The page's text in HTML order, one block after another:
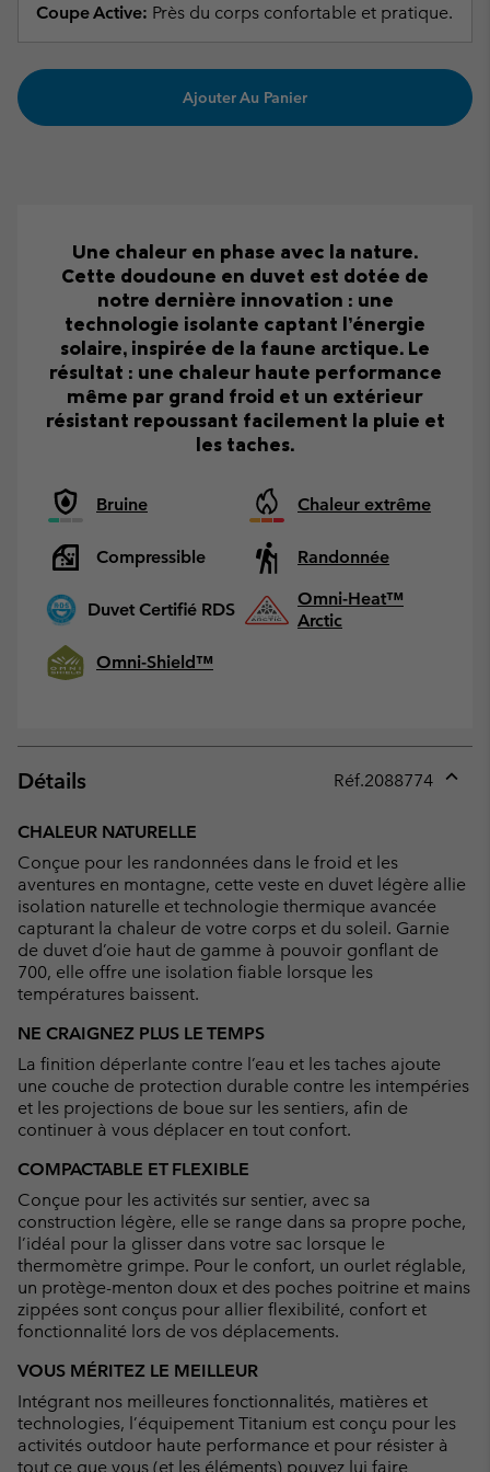
Coupe Active: Près du corps confortable et pratique.
Ajouter Au Panier
Une chaleur en phase avec la nature.
Cette doudoune en duvet est dotée de
notre dernière innovation : une
technologie isolante captant l’énergie
solaire, inspirée de la faune arctique. Le
résultat : une chaleur haute performance
même par grand froid et un extérieur
résistant repoussant facilement la pluie et
les taches.
Bruine Chaleur extrême
Compressible Randonnée
Duvet Certifié RDS
Omni-Heat™
Arctic
Omni-Shield™
Détails Réf.2088774
CHALEUR NATURELLE
Conçue pour les randonnées dans le froid et les
aventures en montagne, cette veste en duvet légère allie
isolation naturelle et technologie thermique avancée
capturant la chaleur de votre corps et du soleil. Garnie
de duvet d’oie haut de gamme à pouvoir gonflant de
700, elle offre une isolation fiable lorsque les
températures baissent.
NE CRAIGNEZ PLUS LE TEMPS
La finition déperlante contre l’eau et les taches ajoute
une couche de protection durable contre les intempéries
et les projections de boue sur les sentiers, afin de
continuer à vous déplacer en tout confort.
COMPACTABLE ET FLEXIBLE
Conçue pour les activités sur sentier, avec sa
construction légère, elle se range dans sa propre poche,
l’idéal pour la glisser dans votre sac lorsque le
thermomètre grimpe. Pour le confort, un ourlet réglable,
un protège-menton doux et des poches poitrine et mains
zippées sont conçus pour allier flexibilité, confort et
fonctionnalité lors de vos déplacements.
VOUS MÉRITEZ LE MEILLEUR
Intégrant nos meilleures fonctionnalités, matières et
technologies, l’équipement Titanium est conçu pour les
activités outdoor haute performance et pour résister à
tout ce que vous (et les éléments) pouvez lui faire